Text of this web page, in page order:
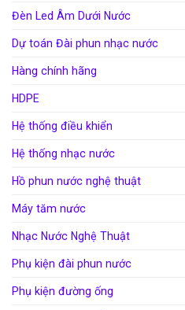
Đèn Led Âm Dưới Nước
Dự toán Đài phun nhạc nước
Hàng chính hãng
HDPE
Hệ thống điều khiển
Hệ thống nhạc nước
Hồ phun nước nghệ thuật
Máy tăm nước
Nhạc Nước Nghệ Thuật
Phụ kiện đài phun nước
Phụ kiện đường ống